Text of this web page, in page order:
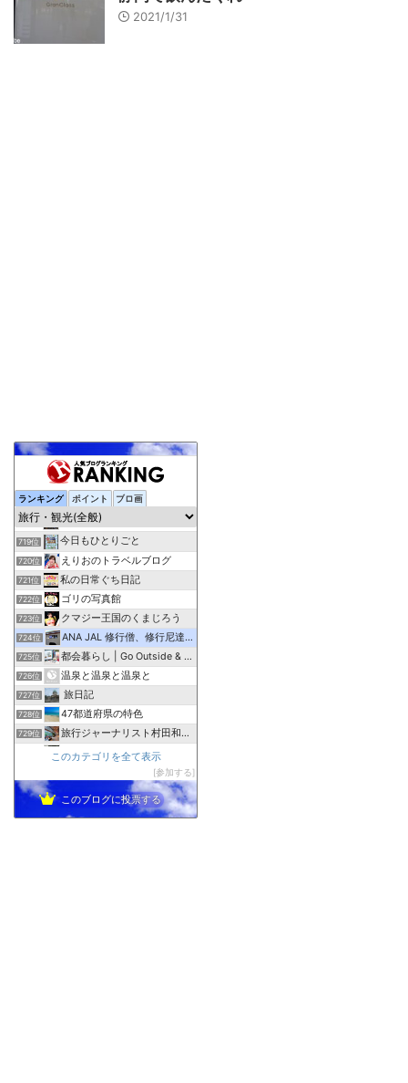
2021/1/31
ランキング ポイント ブロ画
717位 おしゃれを巡る冒険
718位 何事も負けずに頑張る！２代目２０代男子の旅行＆日常＆お料理
719位 今日もひとりごと
720位 えりおのトラベルブログ
721位 私の日常ぐち日記
722位 ゴリの写真館
723位 クマジー王国のくまじろう
724位 ANA JAL 修行僧、修行尼達の解脱修行情報部屋
725位 都会暮らし | Go Outside & Play aro…
726位 温泉と温泉と温泉と
727位 旅日記
728位 47都道府県の特色
729位 旅行ジャーナリスト村田和子のブログ
次はどこいく？ 〜ときどき、マイルを貯めたり使ったり〜
とのうちブログ☆はてな編
このカテゴリを全て表示
参加する
このブログに投票する